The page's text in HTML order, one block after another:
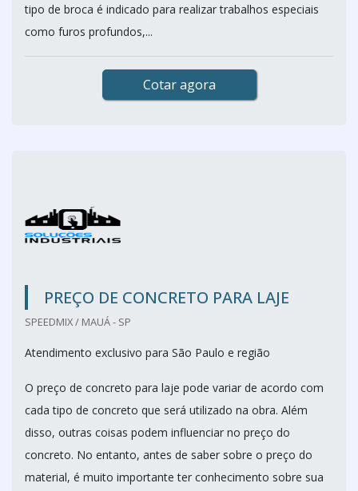
tipo de broca é indicado para realizar trabalhos especiais
como furos profundos,...
Cotar agora
PREÇO DE CONCRETO PARA LAJE
SPEEDMIX / MAUÁ - SP
Atendimento exclusivo para São Paulo e região
O preço de concreto para laje pode variar de acordo com
cada tipo de concreto que será utilizado na obra. Além
disso, outras coisas podem influenciar no preço do
concreto. No entanto, antes de saber sobre o preço do
material, é muito importante ter conhecimento sobre sua